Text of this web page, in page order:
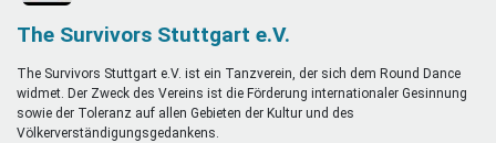
The Survivors Stuttgart e.V.
The Survivors Stuttgart e.V. ist ein Tanzverein, der sich dem Round Dance
widmet. Der Zweck des Vereins ist die Förderung internationaler Gesinnung
sowie der Toleranz auf allen Gebieten der Kultur und des
Völkerverständigungsgedankens.